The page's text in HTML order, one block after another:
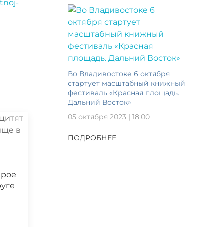
Во Владивостоке 6 октября
стартует масштабный книжный
фестиваль «Красная площадь.
Дальний Восток»
05 октября 2023 | 18:00
ПОДРОБНЕЕ